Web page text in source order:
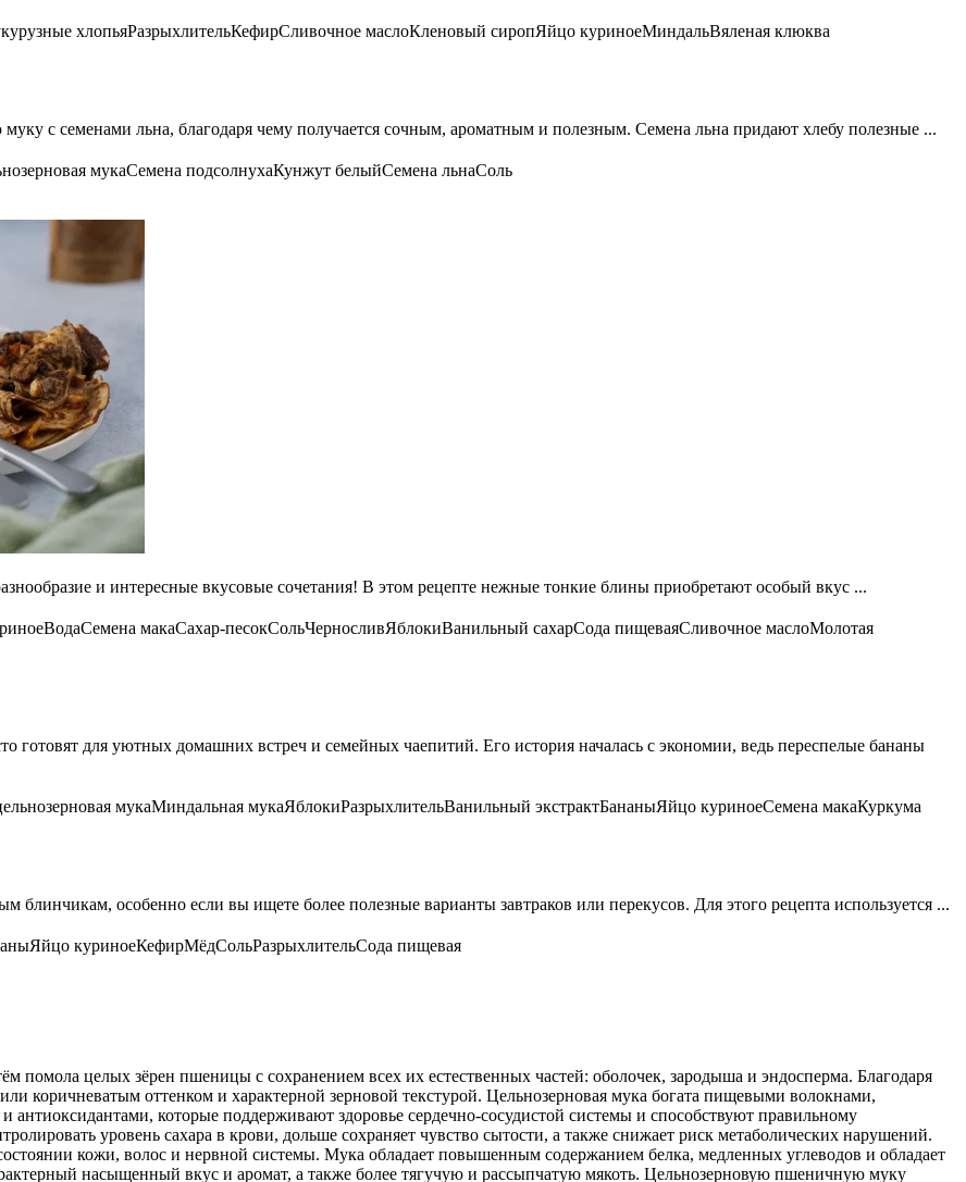
хлопьяРазрыхлительКефирСливочное маслоКленовый сиропЯйцо куриноеМиндальВяленая клюква
с семенами льна, благодаря чему получается сочным, ароматным и полезным. Семена льна придают хлебу полезные ...
мукаСемена подсолнухаКунжут белыйСемена льнаСоль
и интересные вкусовые сочетания! В этом рецепте нежные тонкие блины приобретают особый вкус ...
ВодаСемена макаСахар-песокСольЧерносливЯблокиВанильный сахарСода пищеваяСливочное маслоМолотая
для уютных домашних встреч и семейных чаепитий. Его история началась с экономии, ведь переспелые бананы
мукаМиндальная мукаЯблокиРазрыхлительВанильный экстрактБананыЯйцо куриноеСемена макаКуркума
особенно если вы ищете более полезные варианты завтраков или перекусов. Для этого рецепта используется ...
Яйцо куриноеКефирМёдСольРазрыхлительСода пищевая
помола целых зёрен пшеницы с сохранением всех их естественных частей: оболочек, зародыша и эндосперма. Благодаря
коричневатым оттенком и характерной зерновой текстурой. Цельнозерновая мука богата пищевыми волокнами,
которые поддерживают здоровье сердечно-сосудистой системы и способствуют правильному
уровень сахара в крови, дольше сохраняет чувство сытости, а также снижает риск метаболических нарушений.
кожи, волос и нервной системы. Мука обладает повышенным содержанием белка, медленных углеводов и обладает
насыщенный вкус и аромат, а также более тягучую и рассыпчатую мякоть. Цельнозерновую пшеничную муку